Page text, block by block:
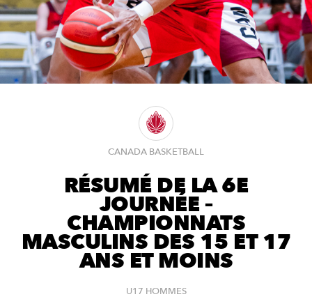
CANADA BASKETBALL
RÉSUMÉ DE LA 6E
JOURNÉE –
CHAMPIONNATS
MASCULINS DES 15 ET 17
ANS ET MOINS
U17 HOMMES